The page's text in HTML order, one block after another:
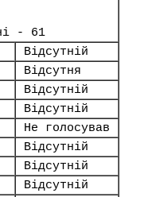
- 61
Відсутній
Відсутня
Відсутній
Відсутній
Не голосував
Відсутній
Відсутній
Відсутній